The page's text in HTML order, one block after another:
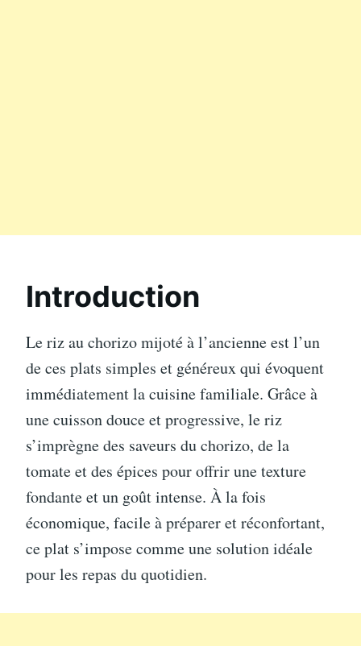
Introduction
Le riz au chorizo mijoté à l’ancienne est l’un
de ces plats simples et généreux qui évoquent
immédiatement la cuisine familiale. Grâce à
une cuisson douce et progressive, le riz
s’imprègne des saveurs du chorizo, de la
tomate et des épices pour offrir une texture
fondante et un goût intense. À la fois
économique, facile à préparer et réconfortant,
ce plat s’impose comme une solution idéale
pour les repas du quotidien.